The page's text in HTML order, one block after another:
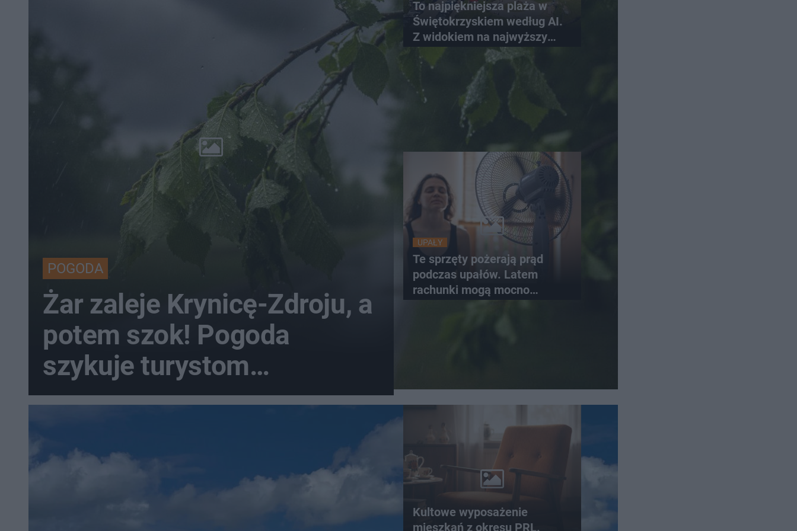
POGODA
Żar zaleje Krynicę-Zdroju, a
potem szok! Pogoda
szykuje turystom
prawdziwy rollercoaster
To najpiękniejsza plaża w
Świętokrzyskiem według AI.
Z widokiem na najwyższy
szczyt Gór Świętokrzyskich
UPAŁY
Te sprzęty pożerają prąd
podczas upałów. Latem
rachunki mogą mocno
Kultowe wyposażenie
mieszkań z okresu PRL.